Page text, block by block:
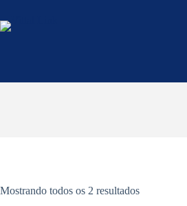
o
Mostrando todos os 2 resultadosClassificado